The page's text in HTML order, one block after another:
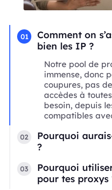
01
Comment on
bien les IP ?
Notre pool de
immense, donc
coupures, pas
accèdes à
besoin, depuis
compatibles
02
Pourquoi
?
03
Pourquoi
pour tes proxys